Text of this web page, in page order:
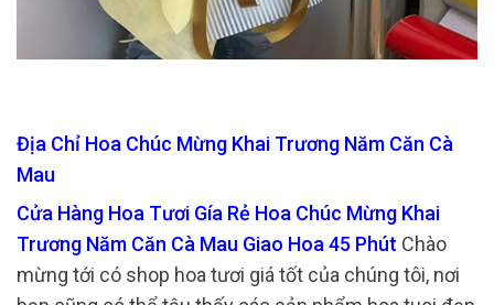
Địa Chỉ Hoa Chúc Mừng Khai Trương Năm Căn Cà
Mau
Cửa Hàng Hoa Tươi Gía Rẻ Hoa Chúc Mừng Khai
Trương Năm Căn Cà Mau Giao Hoa 45 Phút Chào
mừng tới có shop hoa tươi giá tốt của chúng tôi, nơi